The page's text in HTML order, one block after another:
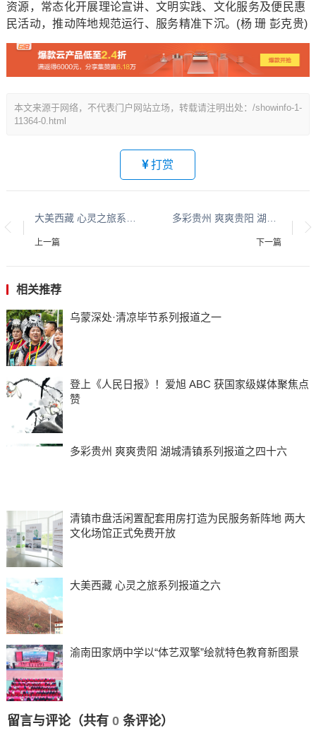
资源，常态化开展理论宣讲、文明实践、文化服务及便民惠
民活动，推动阵地规范运行、服务精准下沉。(杨 珊 彭克贵)
本文来源于网络，不代表门户网站立场，转载请注明出处：/showinfo-1-
11364-0.html
打赏
上一篇 下一篇
相关推荐
乌蒙深处·清凉毕节系列报道之一
登上《人民日报》！爱旭 ABC 获国家级媒体聚焦点
赞
多彩贵州 爽爽贵阳 湖城清镇系列报道之四十六
清镇市盘活闲置配套用房打造为民服务新阵地 两大
文化场馆正式免费开放
大美西藏 心灵之旅系列报道之六
渝南田家炳中学以“体艺双擎”绘就特色教育新图景
留言与评论（共有 0条评论）